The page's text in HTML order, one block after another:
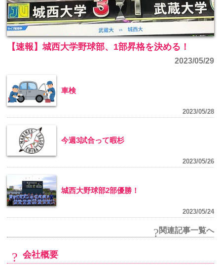
【速報】城西大学野球部、1部昇格を決める！
2023/05/29
車検
2023/05/28
今週3試合って暇杉
2023/05/26
城西大野球部2部優勝！
2023/05/24
関連記事一覧へ
会社概要